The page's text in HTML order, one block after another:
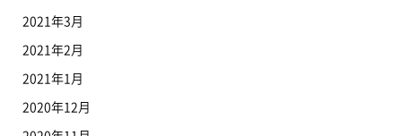
2021年3月
2021年2月
2021年1月
2020年12月